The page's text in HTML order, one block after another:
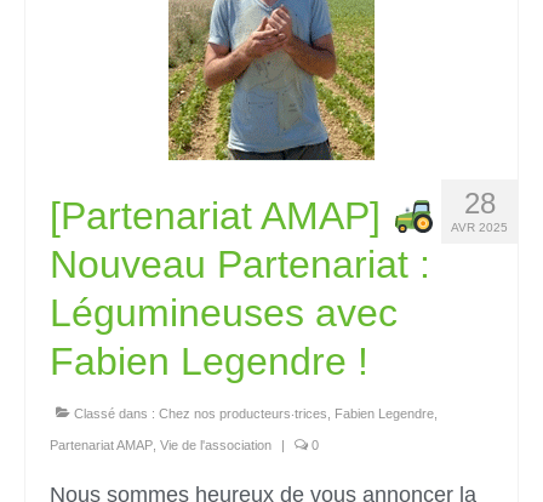
28
AVR 2025
[Partenariat AMAP]
Nouveau Partenariat :
Légumineuses avec
Fabien Legendre !
Classé dans : Chez nos producteurs‧trices Fabien Legendre
Partenariat AMAP Vie de l'association 0
Nous sommes heureux de vous annoncer la